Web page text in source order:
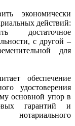
экономически
действий:
достаточное
с другой –
для
обеспечение
удостоверения
основной упор в
гарантий и
нотариального